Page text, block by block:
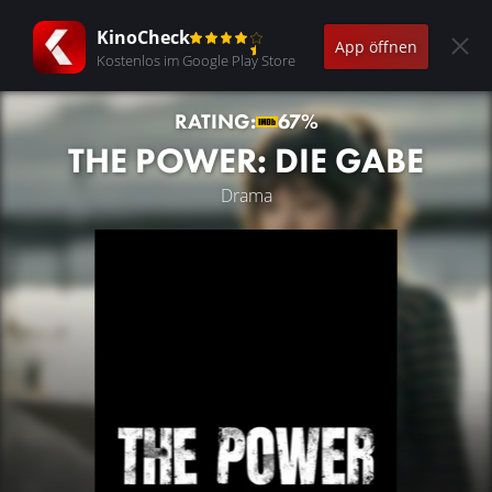
KinoCheck
Kostenlos im Google Play Store
App öffnen
RATING: 67%
THE POWER: DIE GABE
Drama